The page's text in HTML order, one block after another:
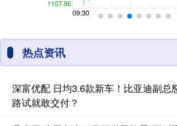
热点资讯
深富优配 日均3.6款新车！比亚迪副总
路试就敢交付？